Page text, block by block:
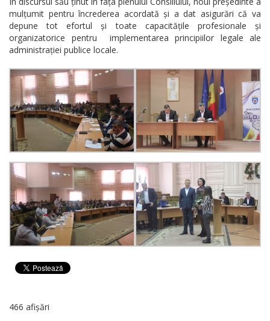
mulțumit pentru încrederea acordată și a dat asigurări că va
depune tot efortul și toate capacitățile profesionale și
organizatorice pentru implementarea principiilor legale ale
administrației publice locale.
466 afișări